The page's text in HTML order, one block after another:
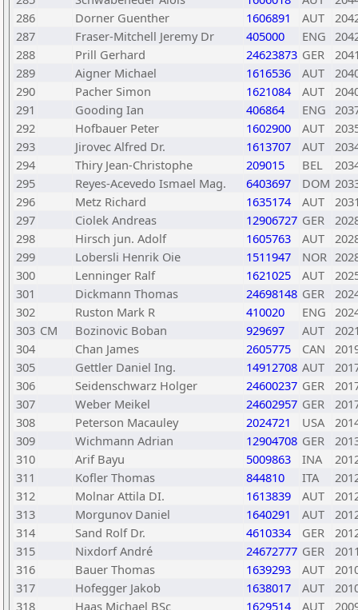
286
Dorner Guenther 1606891 AUT
287
Fraser-Mitchell Jeremy Dr 405000 ENG
288
Prill Gerhard 24623873 GER
289
Aigner Michael 1616536 AUT
290
Pacher Simon 1621084 AUT
291
Gooding Ian 406864 ENG
292
Hofbauer Peter 1602900 AUT
293
Jirovec Alfred Dr. 1613707 AUT
294
Thiry Jean-Christophe 209015 BEL
295
Reyes-Acevedo Ismael Mag. 6403697 DOM
296
Metz Richard 1635174 AUT
297
Ciolek Andreas 12906727 GER
298
Hirsch jun. Adolf 1605763 AUT
299
Lobersli Henrik Oie 1511947 NOR
300
Lenninger Ralf 1621025 AUT
301
Dickmann Thomas 24698148 GER
302
Ruston Mark R 410020 ENG
303 CM Bozinovic Boban 929697 AUT
304
Chan James 2605775 CAN
305
Gettler Daniel Ing. 14912708 AUT
306
Seidenschwarz Holger 24600237 GER
307
Weber Meikel 24602957 GER
308
Peterson Macauley 2024721 USA
309
Wichmann Adrian 12904708 GER
310
Arif Bayu 5009863 INA
311
Kofler Thomas 844810 ITA
312
Molnar Attila DI. 1613839 AUT
313
Morgunov Daniel 1640291 AUT
314
Sand Rolf Dr. 4610334 GER
315
Nixdorf André 24672777 GER
316
Bauer Thomas 1639293 AUT
317
Hofegger Jakob 1638017 AUT
318
Haas Michael BSc 1629514 AUT